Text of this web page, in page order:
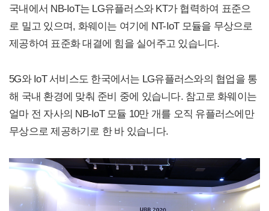
국내에서 NB-IoT는 LG유플러스와 KT가 협력하여 표준으
로 밀고 있으며, 화웨이는 여기에 NT-IoT 모듈을 무상으로
제공하여 표준화 대결에 힘을 실어주고 있습니다.
5G와 IoT 서비스도 한국에서는 LG유플러스와의 협업을 통
해 국내 환경에 맞춰 준비 중에 있습니다. 참고로 화웨이는
얼마 전 자사의 NB-IoT 모듈 10만 개를 오직 유플러스에만
무상으로 제공하기로 한 바 있습니다.